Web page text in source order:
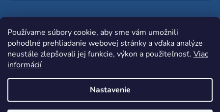
Používame súbory cookie, aby sme vám umožnili
pohodlné prehliadanie webovej stránky a vďaka analýze
neustále zlepšovali jej funkcie, výkon a použiteľnosť. Viac
informácií
Nastavenie
Shoptet |mime digital